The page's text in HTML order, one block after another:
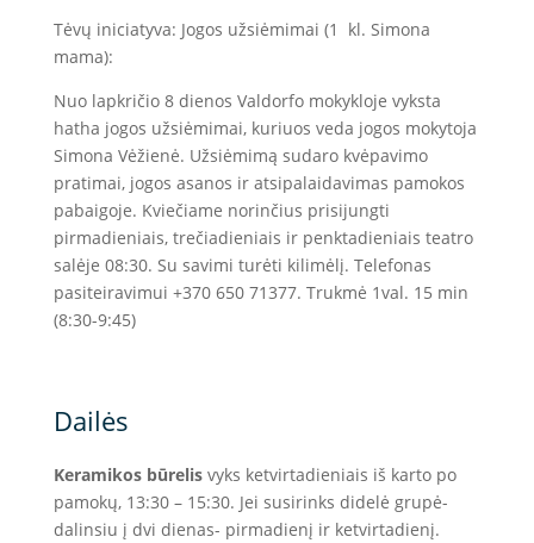
Tėvų iniciatyva: Jogos užsiėmimai (1 kl. Simona
mama):
Nuo lapkričio 8 dienos Valdorfo mokykloje vyksta
hatha jogos užsiėmimai, kuriuos veda jogos mokytoja
Simona Vėžienė. Užsiėmimą sudaro kvėpavimo
pratimai, jogos asanos ir atsipalaidavimas pamokos
pabaigoje. Kviečiame norinčius prisijungti
pirmadieniais, trečiadieniais ir penktadieniais teatro
salėje 08:30. Su savimi turėti kilimėlį. Telefonas
pasiteiravimui +370 650 71377. Trukmė 1val. 15 min
(8:30-9:45)
Dailės
Keramikos būrelis vyks ketvirtadieniais iš karto po
pamokų, 13:30 – 15:30. Jei susirinks didelė grupė-
dalinsiu į dvi dienas- pirmadienį ir ketvirtadienį.